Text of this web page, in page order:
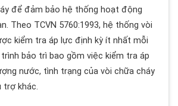
để đảm bảo hệ thống hoạt động
Theo TCVN 5760:1993, hệ thống vòi
kiểm tra áp lực định kỳ ít nhất mỗi
bảo trì bao gồm việc kiểm tra áp
nước, tình trạng của vòi chữa cháy
trợ khác.